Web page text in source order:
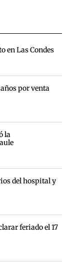
en Las Condes
por venta
la
del hospital y
feriado el 17